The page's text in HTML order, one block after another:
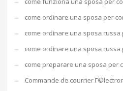
come ordinare una sposa per
come ordinare una sposa
come ordinare una sposa russa
come preparare una sposa per
Commande de courrier